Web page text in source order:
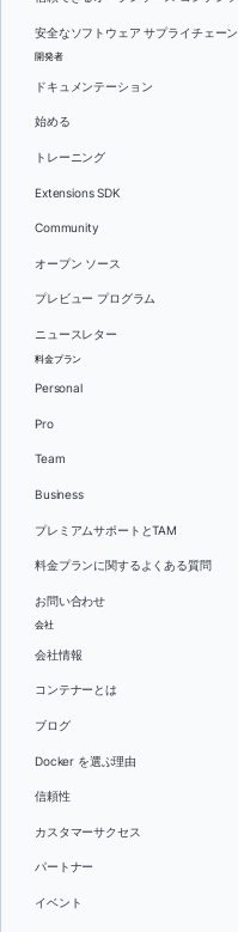
安全なソフトウェア サプライチェーン
開発者
ドキュメンテーション
始める
トレーニング
Extensions SDK
Community
オープン ソース
プレビュー プログラム
ニュースレター
料金プラン
Personal
Pro
Team
Business
プレミアムサポートとTAM
料金プランに関するよくある質問
お問い合わせ
会社
会社情報
コンテナーとは
ブログ
Docker を選ぶ理由
信頼性
カスタマーサクセス
パートナー
イベント